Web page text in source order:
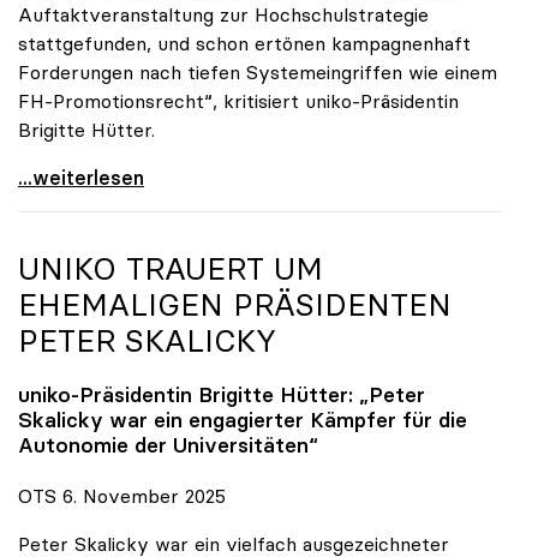
Auftaktveranstaltung zur Hochschulstrategie
stattgefunden, und schon ertönen kampagnenhaft
Forderungen nach tiefen Systemeingriffen wie einem
FH-Promotionsrecht“, kritisiert uniko-Präsidentin
Brigitte Hütter.
„Deplatzierte Kampagne“: uniko irritiert über
...weiterlesen
UNIKO TRAUERT UM
EHEMALIGEN PRÄSIDENTEN
PETER SKALICKY
uniko-Präsidentin Brigitte Hütter: „Peter
Skalicky war ein engagierter Kämpfer für die
Autonomie der Universitäten“
OTS 6. November 2025
Peter Skalicky war ein vielfach ausgezeichneter